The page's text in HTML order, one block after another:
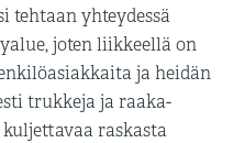
tehtaan yhteydessä
joten liikkeellä on
ja heidän
trukkeja ja raaka-
raskasta